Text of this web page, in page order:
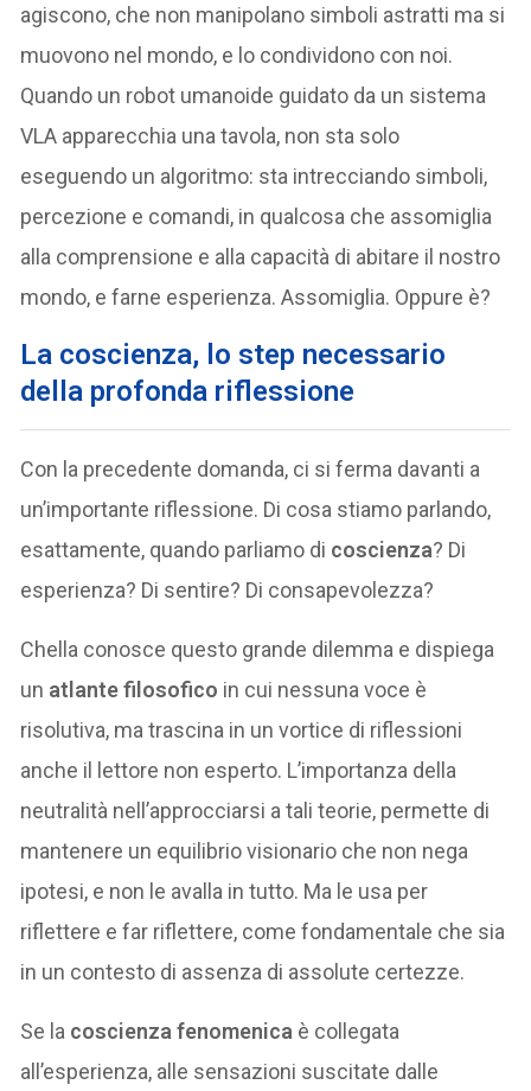
agiscono, che non manipolano simboli astratti ma si
muovono nel mondo, e lo condividono con noi.
Quando un robot umanoide guidato da un sistema
VLA apparecchia una tavola, non sta solo
eseguendo un algoritmo: sta intrecciando simboli,
percezione e comandi, in qualcosa che assomiglia
alla comprensione e alla capacità di abitare il nostro
mondo, e farne esperienza. Assomiglia. Oppure è?
La coscienza, lo step necessario
della profonda riflessione
Con la precedente domanda, ci si ferma davanti a
un’importante riflessione. Di cosa stiamo parlando,
esattamente, quando parliamo di coscienza? Di
esperienza? Di sentire? Di consapevolezza?
Chella conosce questo grande dilemma e dispiega
un atlante filosofico in cui nessuna voce è
risolutiva, ma trascina in un vortice di riflessioni
anche il lettore non esperto. L’importanza della
neutralità nell’approcciarsi a tali teorie, permette di
mantenere un equilibrio visionario che non nega
ipotesi, e non le avalla in tutto. Ma le usa per
riflettere e far riflettere, come fondamentale che sia
in un contesto di assenza di assolute certezze.
Se la coscienza fenomenica è collegata
all’esperienza, alle sensazioni suscitate dalle